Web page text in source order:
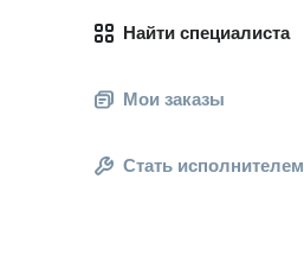
Найти специалиста
Мои заказы
Стать исполнителем